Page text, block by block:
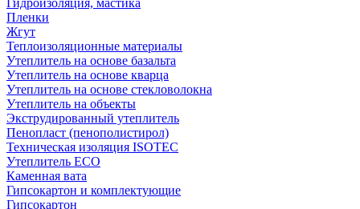
Гидроизоляция, мастика
Пленки
Жгут
Теплоизоляционные материалы
Утеплитель на основе базальта
Утеплитель на основе кварца
Утеплитель на основе стекловолокна
Утеплитель на объекты
Экструдированный утеплитель
Пенопласт (пенополистирол)
Техническая изоляция ISOTEC
Утеплитель ECO
Каменная вата
Гипсокартон и комплектующие
Гипсокартон